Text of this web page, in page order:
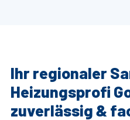
Ihr regionaler
Heizungsprofi
zuverlässig &